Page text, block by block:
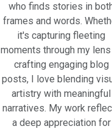
who finds stories in
frames and words.
it's capturing fleeting
moments through my
crafting engaging blog
posts, I love blending
artistry with meaningful
narratives. My work
a deep appreciation for